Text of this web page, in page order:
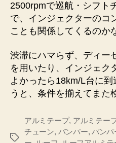
2500rpmで巡航・シフト
で、インジェクターのコ
ことも関係してくるのか
渋滞にハマらず、ディー
を用いたり、インジェク
よかったら18km/L台に
うと、条件を揃えてまた
タ
アルミテープ, アルミテー
チューン, バンパー, バンパ